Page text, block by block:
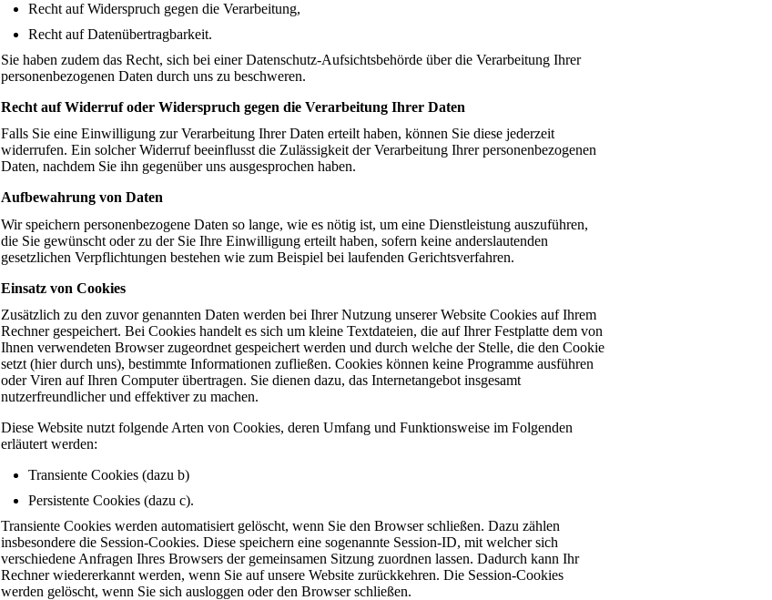
Recht auf Widerspruch gegen die Verarbeitung,
Recht auf Datenübertragbarkeit.
Sie haben zudem das Recht, sich bei einer Datenschutz-Aufsichtsbehörde über die Verarbeitung Ihrer
personenbezogenen Daten durch uns zu beschweren.
Recht auf Widerruf oder Widerspruch gegen die Verarbeitung Ihrer Daten
Falls Sie eine Einwilligung zur Verarbeitung Ihrer Daten erteilt haben, können Sie diese jederzeit
widerrufen. Ein solcher Widerruf beeinflusst die Zulässigkeit der Verarbeitung Ihrer personenbezogenen
Daten, nachdem Sie ihn gegenüber uns ausgesprochen haben.
Aufbewahrung von Daten
Wir speichern personenbezogene Daten so lange, wie es nötig ist, um eine Dienstleistung auszuführen,
die Sie gewünscht oder zu der Sie Ihre Einwilligung erteilt haben, sofern keine anderslautenden
gesetzlichen Verpflichtungen bestehen wie zum Beispiel bei laufenden Gerichtsverfahren.
Einsatz von Cookies
Zusätzlich zu den zuvor genannten Daten werden bei Ihrer Nutzung unserer Website Cookies auf Ihrem
Rechner gespeichert. Bei Cookies handelt es sich um kleine Textdateien, die auf Ihrer Festplatte dem von
Ihnen verwendeten Browser zugeordnet gespeichert werden und durch welche der Stelle, die den Cookie
setzt (hier durch uns), bestimmte Informationen zufließen. Cookies können keine Programme ausführen
oder Viren auf Ihren Computer übertragen. Sie dienen dazu, das Internetangebot insgesamt
nutzerfreundlicher und effektiver zu machen.
Diese Website nutzt folgende Arten von Cookies, deren Umfang und Funktionsweise im Folgenden
erläutert werden:
Transiente Cookies (dazu b)
Persistente Cookies (dazu c).
Transiente Cookies werden automatisiert gelöscht, wenn Sie den Browser schließen. Dazu zählen
insbesondere die Session-Cookies. Diese speichern eine sogenannte Session-ID, mit welcher sich
verschiedene Anfragen Ihres Browsers der gemeinsamen Sitzung zuordnen lassen. Dadurch kann Ihr
Rechner wiedererkannt werden, wenn Sie auf unsere Website zurückkehren. Die Session-Cookies
werden gelöscht, wenn Sie sich ausloggen oder den Browser schließen.